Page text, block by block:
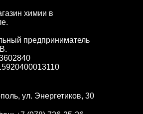
химии в
предприниматель
ул. Энергетиков, 30